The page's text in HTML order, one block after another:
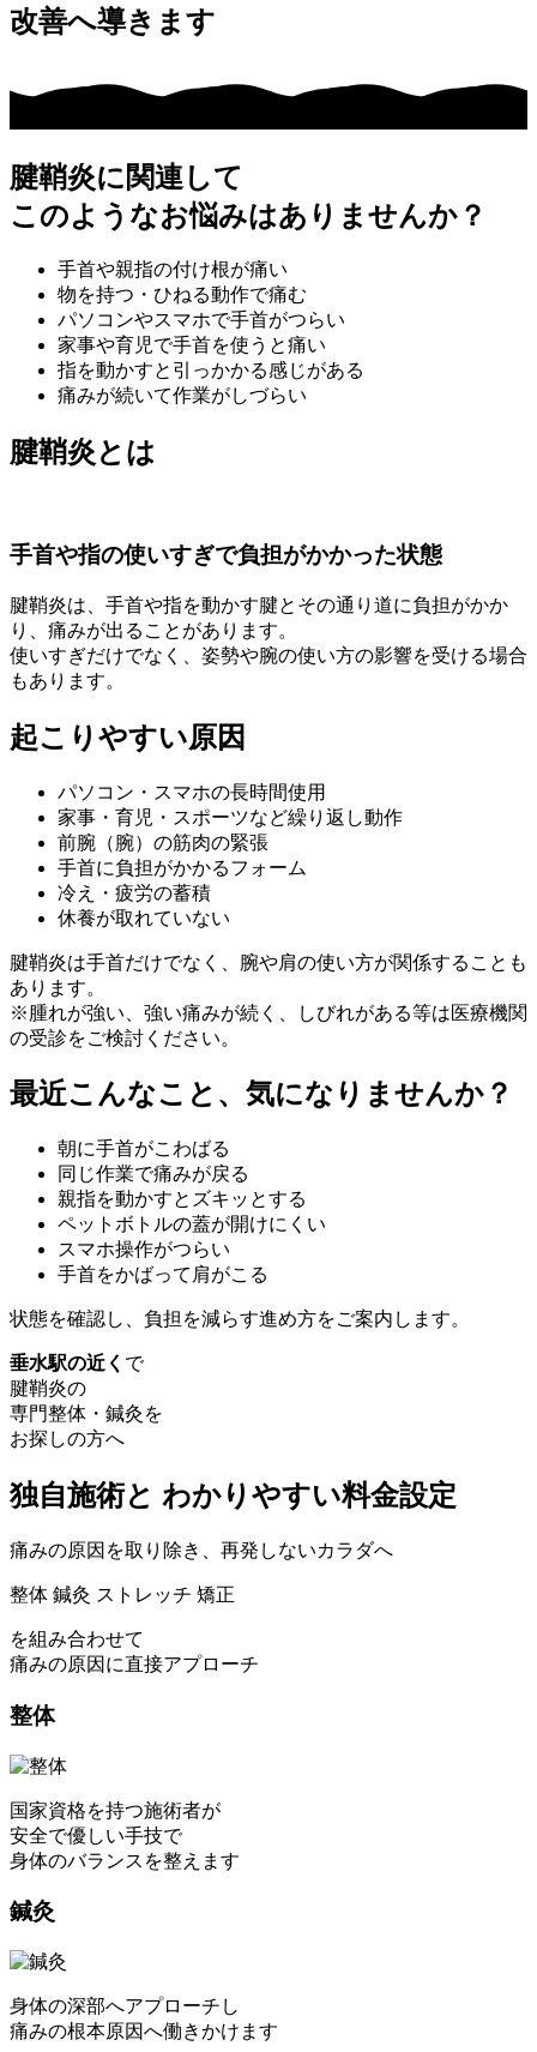
改善へ導きます
腱鞘炎に関連して
このようなお悩みはありませんか？
手首や親指の付け根が痛い
物を持つ・ひねる動作で痛む
パソコンやスマホで手首がつらい
家事や育児で手首を使うと痛い
指を動かすと引っかかる感じがある
痛みが続いて作業がしづらい
腱鞘炎とは
手首や指の使いすぎで負担がかかった状態
腱鞘炎は、手首や指を動かす腱とその通り道に負担がかか
り、痛みが出ることがあります。
使いすぎだけでなく、姿勢や腕の使い方の影響を受ける場合
もあります。
起こりやすい原因
パソコン・スマホの長時間使用
家事・育児・スポーツなど繰り返し動作
前腕（腕）の筋肉の緊張
手首に負担がかかるフォーム
冷え・疲労の蓄積
休養が取れていない
腱鞘炎は手首だけでなく、腕や肩の使い方が関係することも
あります。
※腫れが強い、強い痛みが続く、しびれがある等は医療機関
の受診をご検討ください。
最近こんなこと、気になりませんか？
朝に手首がこわばる
同じ作業で痛みが戻る
親指を動かすとズキッとする
ペットボトルの蓋が開けにくい
スマホ操作がつらい
手首をかばって肩がこる
状態を確認し、負担を減らす進め方をご案内します。
垂水駅の近く で
腱鞘炎の
専門整体・鍼灸を
お探しの方へ
独自施術と わかりやすい料金設定
痛みの原因を取り除き、再発しないカラダへ
整体 鍼灸 ストレッチ 矯正
を組み合わせて
痛みの原因に直接アプローチ
整体
国家資格を持つ施術者が
安全で優しい手技で
身体のバランスを整えます
鍼灸
身体の深部へアプローチし
痛みの根本原因へ働きかけます